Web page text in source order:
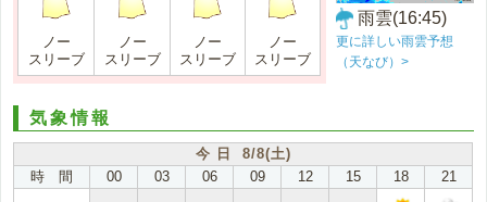
ノー
スリーブ
ノー
スリーブ
ノー
スリーブ
ノー
スリーブ
雨雲(16:45)
更に詳しい雨雲予想
（天なび）>
気象情報
今 日 8/8(土)
時 間
00 03 06 09 12 15 18 21